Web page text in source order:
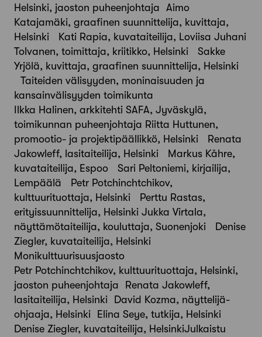
Helsinki, jaoston puheenjohtaja Aimo
Katajamäki, graafinen suunnittelija, kuvittaja,
Helsinki Kati Rapia, kuvataiteilija, Loviisa Juhani
Tolvanen, toimittaja, kriitikko, Helsinki Sakke
Yrjölä, kuvittaja, graafinen suunnittelija, Helsinki
Taiteiden välisyyden, moninaisuuden ja
kansainvälisyyden toimikunta
Ilkka Halinen, arkkitehti SAFA, Jyväskylä,
toimikunnan puheenjohtaja Riitta Huttunen,
promootio- ja projektipäällikkö, Helsinki Renata
Jakowleff, lasitaiteilija, Helsinki Markus Kåhre,
kuvataiteilija, Espoo Sari Peltoniemi, kirjailija,
Lempäälä Petr Potchinchtchikov,
kulttuurituottaja, Helsinki Perttu Rastas,
erityissuunnittelija, Helsinki Jukka Virtala,
näyttämötaiteilija, kouluttaja, Suonenjoki Denise
Ziegler, kuvataiteilija, Helsinki
Monikulttuurisuusjaosto
Petr Potchinchtchikov, kulttuurituottaja, Helsinki,
jaoston puheenjohtaja Renata Jakowleff,
lasitaiteilija, Helsinki David Kozma, näyttelijä-
ohjaaja, Helsinki Elina Seye, tutkija, Helsinki
Denise Ziegler, kuvataiteilija, HelsinkiJulkaistu